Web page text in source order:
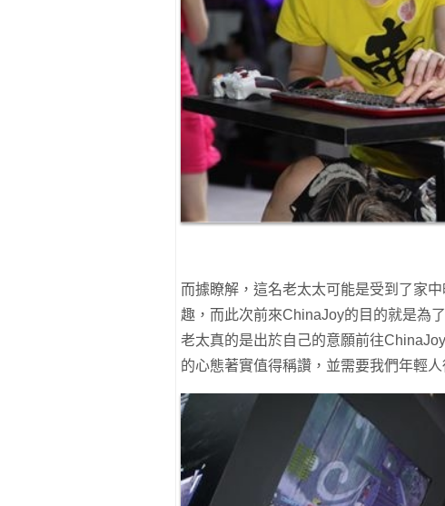
而據瞭解，這名老太太可能是受到了家
趣，而此次前來ChinaJoy的目的就是為
老太真的是出於自己的意願前往
的心態著實值得稱讚，並需要我們年輕